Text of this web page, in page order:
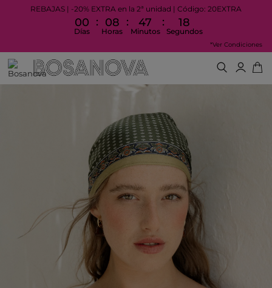
REBAJAS | -20% EXTRA en la 2ª unidad | Código: 20EXTRA
00
Días
: 08
Horas
: 47
Minutos
: 18
Segundos
*Ver Condiciones